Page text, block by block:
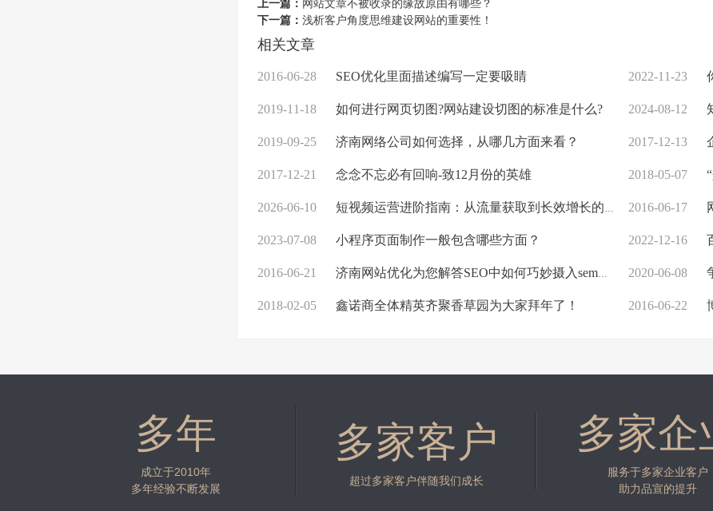
上一篇： 网站文章不被收录的缘故原由有哪些？
下一篇： 浅析客户角度思维建设网站的重要性！
相关文章
2016-06-28 SEO优化里面描述编写一定要吸睛 2022-11-23
2019-11-18 如何进行网页切图?网站建设切图的标准是什么? 2024-08-12
2019-09-25 济南网络公司如何选择，从哪几方面来看？ 2017-12-13
2017-12-21 念念不忘必有回响-致12月份的英雄 2018-05-07
2026-06-10 短视频运营进阶指南：从流量获取到长效增长的底层逻辑 2016-06-17
2023-07-08 小程序页面制作一般包含哪些方面？ 2022-12-16
2016-06-21 济南网站优化为您解答SEO中如何巧妙摄入sem手法 2020-06-08
2018-02-05 鑫诺商全体精英齐聚香草园为大家拜年了！ 2016-06-22
多年
成立于2010年
多年经验不断发展
多家客户
超过多家客户伴随我们成长
多家企
服务于多家企业客户
助力品宣的提升